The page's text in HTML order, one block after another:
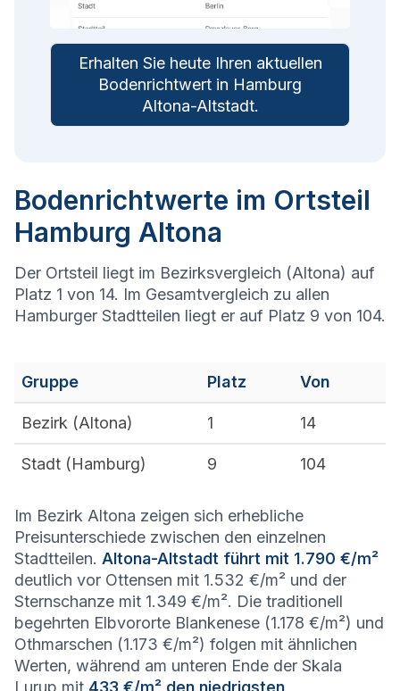
Erhalten Sie heute Ihren aktuellen
Bodenrichtwert in Hamburg
Altona-Altstadt.
Bodenrichtwerte im Ortsteil
Hamburg Altona
Der Ortsteil liegt im Bezirksvergleich (Altona) auf
Platz 1 von 14. Im Gesamtvergleich zu allen
Hamburger Stadtteilen liegt er auf Platz 9 von 104.
Gruppe Platz Von
Bezirk (Altona) 1 14
Stadt (Hamburg) 9 104
Im Bezirk Altona zeigen sich erhebliche
Preisunterschiede zwischen den einzelnen
Stadtteilen. Altona-Altstadt führt mit 1.790 €/m²
deutlich vor Ottensen mit 1.532 €/m² und der
Sternschanze mit 1.349 €/m². Die traditionell
begehrten Elbvororte Blankenese (1.178 €/m²) und
Othmarschen (1.173 €/m²) folgen mit ähnlichen
Werten, während am unteren Ende der Skala
Lurup mit 433 €/m² den niedrigsten